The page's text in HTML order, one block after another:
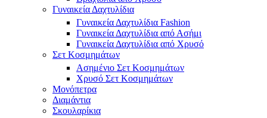
Γυναικεία Δαχτυλίδια
Γυναικεία Δαχτυλίδια Fashion
Γυναικεία Δαχτυλίδια από Ασήμι
Γυναικεία Δαχτυλίδια από Χρυσό
Σετ Κοσμημάτων
Ασημένιο Σετ Κοσμημάτων
Χρυσό Σετ Κοσμημάτων
Μονόπετρα
Διαμάντια
Σκουλαρίκια